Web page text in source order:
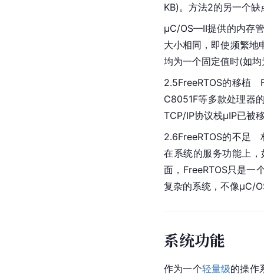
KB)。方法2的另一个
μC/OS—II提供的内存
大小相同，即使频繁地
均为一个固定值时(如
2.5FreeRTOS的移植
C8051F等多款处理器
TCP/IP协议栈μIP已被
2.6FreeRTOS的不足
在系统的服务功能上
面，FreeRTOS只是一
复杂的系统，不像μC/
系统功能
作为一个轻量级的操作